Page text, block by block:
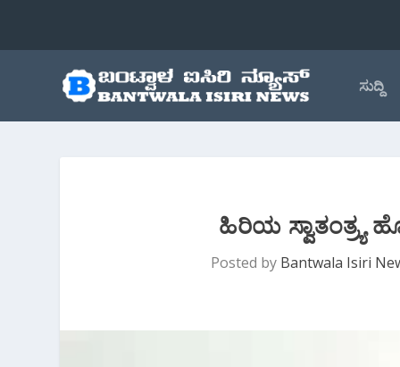
ಸುದ್ದಿ
ಹಿರಿಯ ಸ್ವಾತಂತ್ರ್ಯ
Posted by Bantwala Isiri